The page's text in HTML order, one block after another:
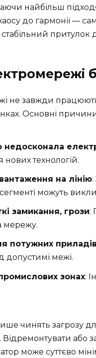
найбільш
до гармонії —
стабільний притулок
не завжди
Основні
недосконала
нових технологій.
на лінію
можуть
замикання, грози:
мережу.
потужних
допустимі межі.
зонах:
чинять загрозу
або
може суттєво